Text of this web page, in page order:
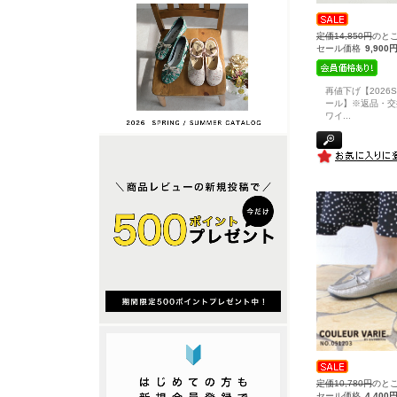
定価14,850円のと
セール価格 9,900
再値下げ【
ール】※返品・
ワイ
定価10,780円のと